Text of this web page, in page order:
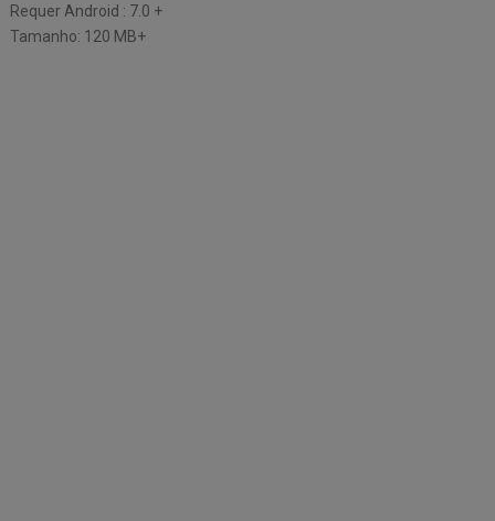
Requer Android : 7.0 +
Tamanho: 120 MB+